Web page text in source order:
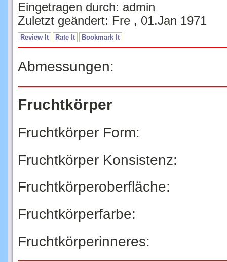
Eingetragen durch: admin
Zuletzt geändert: Fre , 01.Jan 1971
Review It Rate It Bookmark It
Abmessungen:
Fruchtkörper
Fruchtkörper Form:
Fruchtkörper Konsistenz:
Fruchtkörperoberfläche:
Fruchtkörperfarbe:
Fruchtkörperinneres: